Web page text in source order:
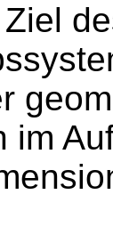
Ziel
im